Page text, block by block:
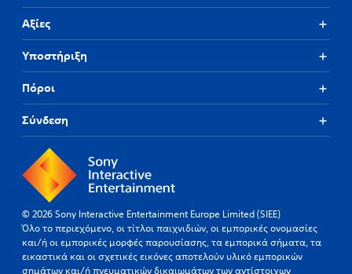
Αξίες
Υποστήριξη
Πόροι
Σύνδεση
© 2026 Sony Interactive Entertainment Europe Limited (SIEE)
Όλο το περιεχόμενο, οι τίτλοι παιχνιδιών, οι εμπορικές ονομασίες
και/ή οι εμπορικές μορφές παρουσίασης, τα εμπορικά σήματα, τα
εικαστικά και οι σχετικές εικόνες αποτελούν υλικό εμπορικών
σημάτων και/ή πνευματικών δικαιωμάτων των αντίστοιχων